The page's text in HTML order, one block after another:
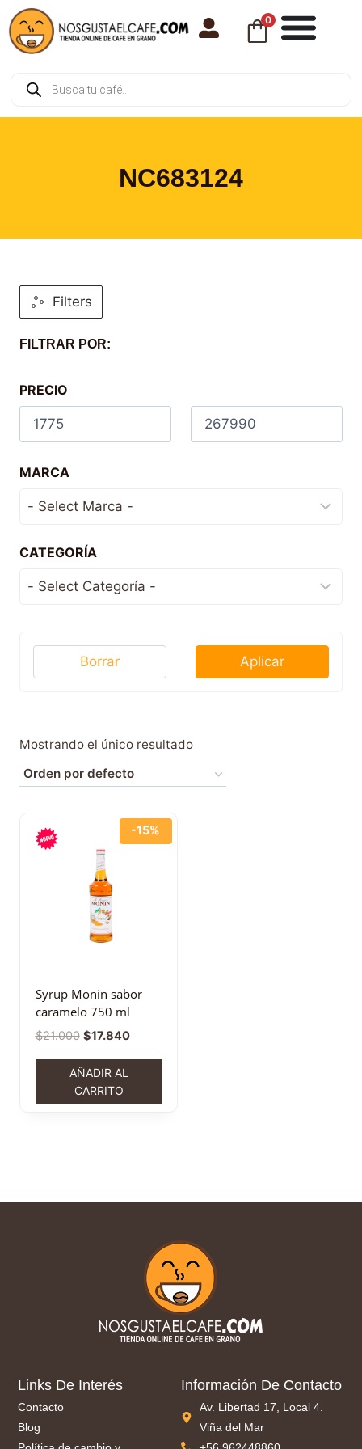
0
NC683124
Mostrando el único resultado
-15%
Syrup Monin sabor
caramelo 750 ml
$21.000 $17.840
AÑADIR AL
CARRITO
Filters
FILTRAR POR:
PRECIO
MARCA
CATEGORÍA
Aplicar
Borrar
Links De Interés
Contacto
Blog
Información De Contacto
Av. Libertad 17, Local 4.
Viña del Mar